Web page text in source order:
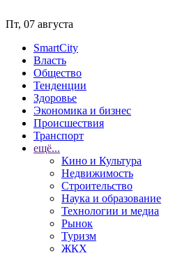
Пт, 07 августа
SmartCity
Власть
Общество
Тенденции
Здоровье
Экономика и бизнес
Происшествия
Транспорт
ещё...
Кино и Культура
Недвижимость
Строительство
Наука и образование
Технологии и медиа
Рынок
Туризм
ЖКХ